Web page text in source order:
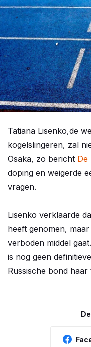
Tatiana Lisenko,de
kogelslingeren, zal
Osaka, zo bericht De
doping en weigerde
vragen.
Lisenko verklaarde
heeft genomen,
verboden middel
is nog geen
Russische bond haar